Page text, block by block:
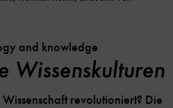
and knowledge
Wissenskulturen
revolutioniert? Die